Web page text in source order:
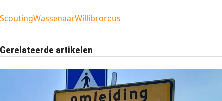
ScoutingWassenaarWillibrordus
Gerelateerde artikelen